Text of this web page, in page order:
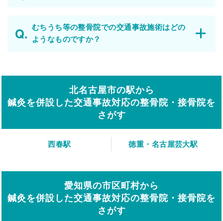
むちうち等の整骨院での交通事故施術はどの
ようなものですか？
北名古屋市の駅から
鍼灸を併設した交通事故対応の整骨院・接骨院を
さがす
西春駅 徳重・名古屋芸大駅
愛知県の市区町村から
鍼灸を併設した交通事故対応の整骨院・接骨院を
さがす